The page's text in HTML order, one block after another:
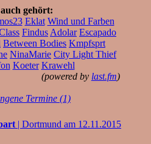
gehört:
Eklat Wind und Farben
Findus Adolar Escapado
Between Bodies Kmpfsprt
NinaMarie City Light Thief
Koeter Krawehl
(powered by last.fm)
Termine (1)
| Dortmund am 12.11.2015